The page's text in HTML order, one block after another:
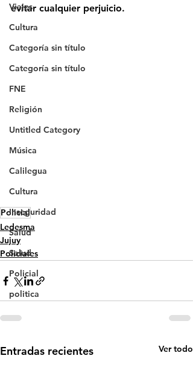
Viajes
Cultura
Categoría sin título
Categoría sin título
FNE
Religión
Untitled Category
Música
Calilegua
Cultura
Inseguridad
Salud
Salud
Policial
politica
evitar cualquier perjuicio.
Policial
Ledesma
Jujuy
Policiales
Entradas recientes Ver todo